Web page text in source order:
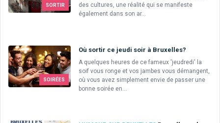
SORTIR
des cultures, une réalité qui se manifeste
également dans son ar...
SOIRÉES
Où sortir ce jeudi soir à Bruxelles?
A quelques heures de ce fameux 'jeudredi' la
soif vous ronge et vos jambes vous démangent,
où vous avez simplement envie de passer une
bonne soirée en...